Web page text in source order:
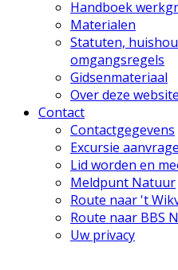
Handboek
Materialen
Statuten,
omgangsregels
Gidsenmateriaal
Over deze website
Contact
Contactgegevens
Excursie
Lid worden en
Meldpunt Natuur
Route naar 't
Route naar BBS
Uw privacy